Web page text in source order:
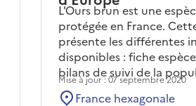
L'Ours brun est une
protégée en France.
présente les différentes
disponibles : fiche
bilans de suivi de la
Ours brun et sa lettre
Mise à jour : 07 septembre 2020
France hexagonale